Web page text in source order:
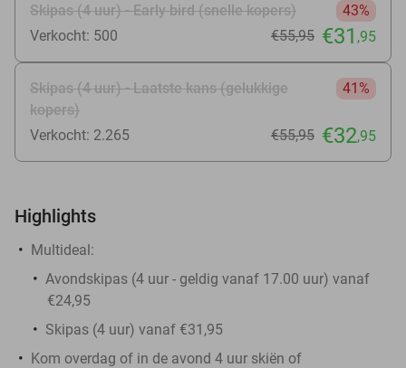
Skipas (4 uur) - Early bird (snelle kopers)
43%
Verkocht: 500
€55,95 €31 ,95
Skipas (4 uur) - Laatste kans (gelukkige
kopers)
41%
Verkocht: 2.265 €55,95 €32,95
Highlights
Multideal:
Avondskipas (4 uur - geldig vanaf 17.00 uur) vanaf
€24,95
Skipas (4 uur) vanaf €31,95
Kom overdag of in de avond 4 uur skiën of